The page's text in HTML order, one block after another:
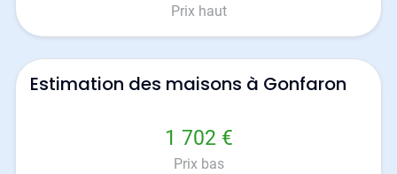
Prix haut
Estimation des maisons à Gonfaron
1 702 €
Prix bas